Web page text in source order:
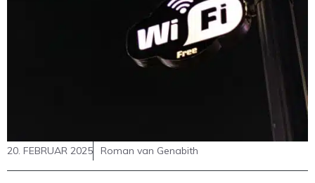
20. FEBRUAR 2025 Roman van Genabith